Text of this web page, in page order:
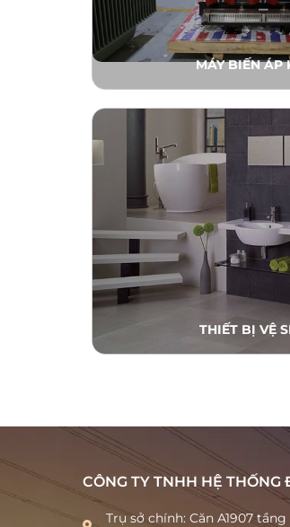
MÁY BIẾN ÁP
THIẾT BỊ VỆ
CÔNG TY TNHH HỆ THỐNG
Trụ sở chính: Căn A1907